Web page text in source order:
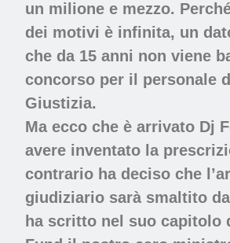
un milione e mezzo.
dei motivi è infinita, un
che da 15 anni non viene
concorso per il personale
Giustizia.
Ma ecco che è arrivato Dj
avere inventato la
contrario ha deciso che
giudiziario sarà smaltito
ha scritto nel suo capitolo